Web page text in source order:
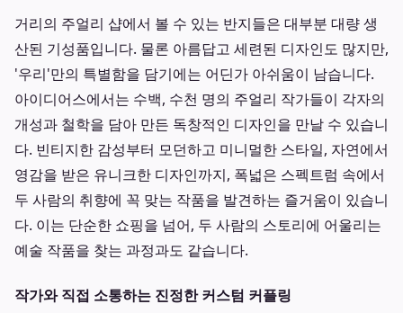
거리의 주얼리 샵에서 볼 수 있는 반지들은 대부분 대량 생
산된 기성품입니다. 물론 아름답고 세련된 디자인도 많지만,
'우리'만의 특별함을 담기에는 어딘가 아쉬움이 남습니다.
아이디어스에서는 수백, 수천 명의 주얼리 작가들이 각자의
개성과 철학을 담아 만든 독창적인 디자인을 만날 수 있습니
다. 빈티지한 감성부터 모던하고 미니멀한 스타일, 자연에서
영감을 받은 유니크한 디자인까지, 폭넓은 스펙트럼 속에서
두 사람의 취향에 꼭 맞는 작품을 발견하는 즐거움이 있습니
다. 이는 단순한 쇼핑을 넘어, 두 사람의 스토리에 어울리는
예술 작품을 찾는 과정과도 같습니다.
작가와 직접 소통하는 진정한 커스텀 커플링